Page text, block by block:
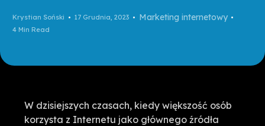
Krystian Soński 17 Grudnia, 2023 Marketing internetowy
4 Min Read
W dzisiejszych czasach, kiedy większość osób
korzysta z Internetu jako głównego źródła